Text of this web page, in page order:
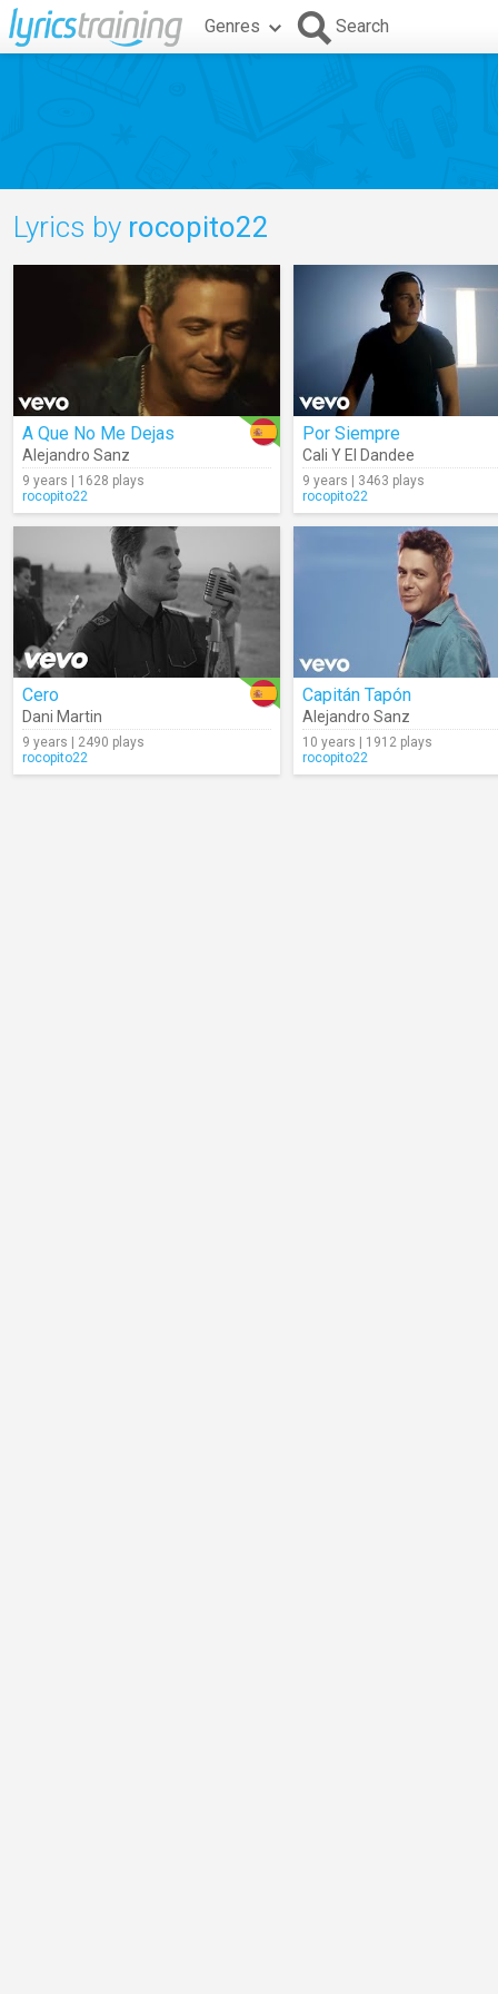
Genres Search
Lyrics by rocopito22
A Que No Me Dejas
Alejandro Sanz
9 years | 1628 plays
rocopito22
Por Siempre
Cali Y El Dandee
9 years | 3463 plays
rocopito22
Cero
Dani Martin
9 years | 2490 plays
rocopito22
Capitán Tapón
Alejandro Sanz
10 years | 1912 plays
rocopito22